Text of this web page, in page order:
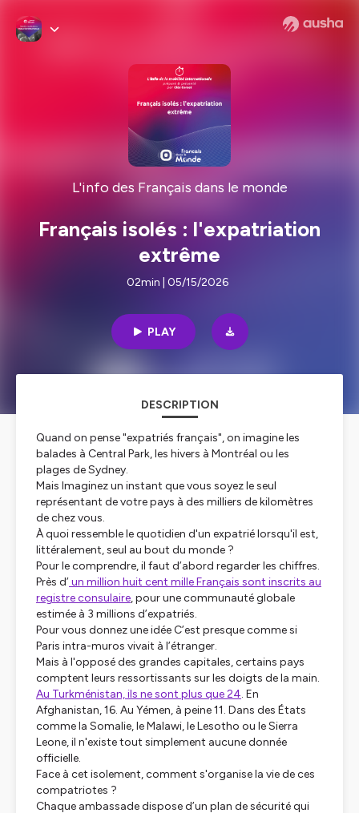
L'info des Français dans le monde
Français isolés : l'expatriation
extrême
02min | 05/15/2026
PLAY
DESCRIPTION
Quand on pense "expatriés français", on imagine les
balades à Central Park, les hivers à Montréal ou les
plages de Sydney.
Mais Imaginez un instant que vous soyez le seul
représentant de votre pays à des milliers de kilomètres
de chez vous.
À quoi ressemble le quotidien d'un expatrié lorsqu'il est,
littéralement, seul au bout du monde ?
Pour le comprendre, il faut d’abord regarder les chiffres.
Près d’un million huit cent mille Français sont inscrits au
registre consulaire, pour une communauté globale
estimée à 3 millions d’expatriés.
Pour vous donnez une idée C’est presque comme si
Paris intra-muros vivait à l’étranger.
Mais à l'opposé des grandes capitales, certains pays
comptent leurs ressortissants sur les doigts de la main.
Au Turkménistan, ils ne sont plus que 24. En
Afghanistan, 16. Au Yémen, à peine 11. Dans des États
comme la Somalie, le Malawi, le Lesotho ou le Sierra
Leone, il n'existe tout simplement aucune donnée
officielle.
Face à cet isolement, comment s'organise la vie de ces
compatriotes ?
Chaque ambassade dispose d’un plan de sécurité qui